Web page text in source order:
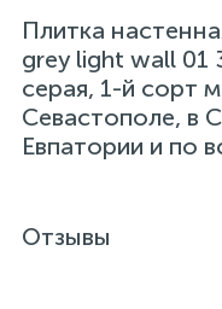
Плитка
grey light wall 01
серая, 1-й сорт
Севастополе, в
Евпатории и по
Отзывы